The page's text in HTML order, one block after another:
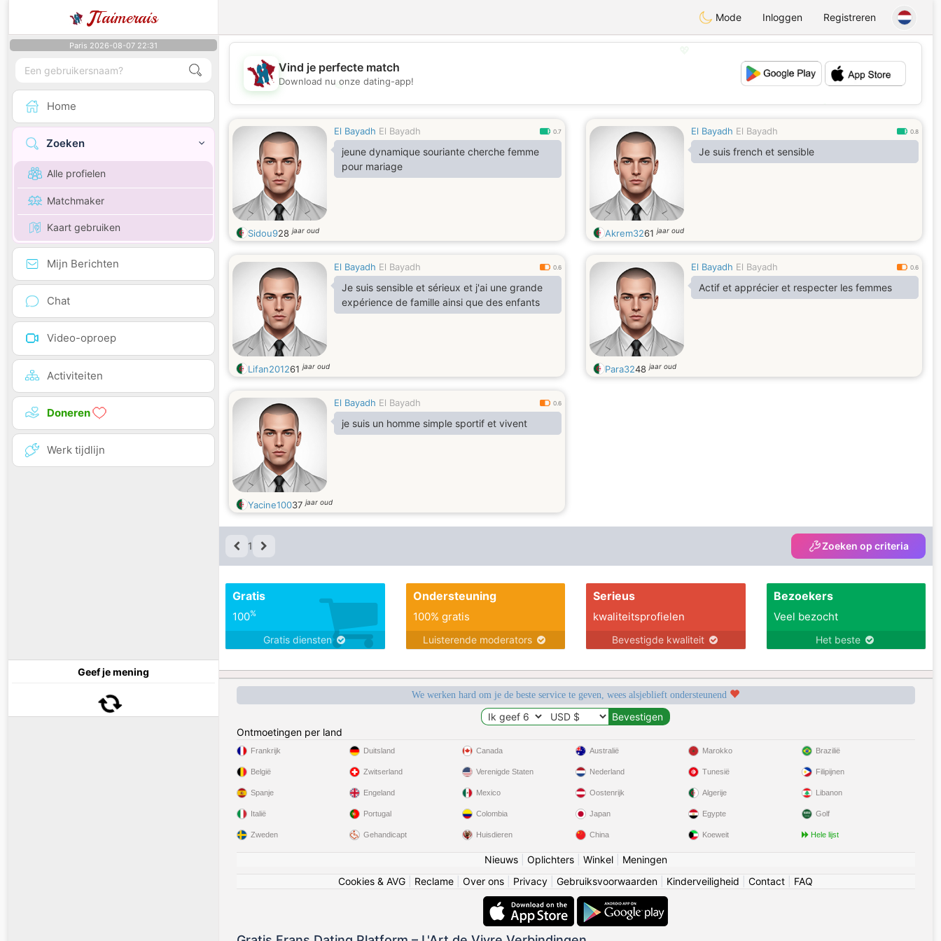
JTaimerais Mode Inloggen Registreren
Paris 2026-08-07 22:31
Home
Zoeken
Alle profielen
Matchmaker
Kaart gebruiken
Mijn Berichten
Chat
Video-oproep
Activiteiten
Doneren
Werk tijdlijn
Geef je mening
💖
💕
Vind je perfecte match
Download nu onze dating-app!
El Bayadh El Bayadh 0.7
jeune dynamique souriante cherche femme
pour mariage
Sidou928jaar oud
El Bayadh El Bayadh 0.8
Je suis french et sensible
Akrem3261jaar oud
El Bayadh El Bayadh 0.6
Je suis sensible et sérieux et j'ai une grande
expérience de famille ainsi que des enfants
Lifan201261jaar oud
El Bayadh El Bayadh 0.6
Actif et apprécier et respecter les femmes
Para3248jaar oud
El Bayadh El Bayadh 0.6
je suis un homme simple sportif et vivent
Yacine10037jaar oud
1 Zoeken op criteria
Gratis
100%
Gratis diensten
Ondersteuning
100% gratis
Luisterende moderators
Serieus
kwaliteitsprofielen
Bevestigde kwaliteit
Bezoekers
Veel bezocht
Het beste
We werken hard om je de beste service te geven, wees alsjeblieft ondersteunend
Ontmoetingen per land
Frankrijk
België
Spanje
Italië
Zweden
Duitsland
Zwitserland
Engeland
Portugal
Gehandicapt
Canada
Verenigde Staten
Mexico
Colombia
Huisdieren
Australië
Nederland
Oostenrijk
Japan
China
Marokko
Tunesië
Algerije
Egypte
Koeweit
Brazilië
Filipijnen
Libanon
Golf
Hele lijst
Nieuws| Oplichters| Winkel| Meningen
Cookies & AVG
Reclame Over ons Privacy Gebruiksvoorwaarden Kinderveiligheid Contact FAQ